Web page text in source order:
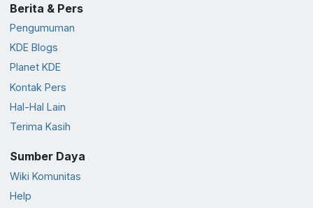
Berita & Pers
Pengumuman
KDE Blogs
Planet KDE
Kontak Pers
Hal-Hal Lain
Terima Kasih
Sumber Daya
Wiki Komunitas
Help